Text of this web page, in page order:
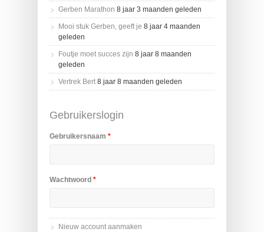
Gerben Marathon 8 jaar 3 maanden geleden
Mooi stuk Gerben, geeft je 8 jaar 4 maanden
geleden
Foutje moet succes zijn 8 jaar 8 maanden
geleden
Vertrek Bert 8 jaar 8 maanden geleden
Gebruikerslogin
Gebruikersnaam *
Wachtwoord *
Nieuw account aanmaken